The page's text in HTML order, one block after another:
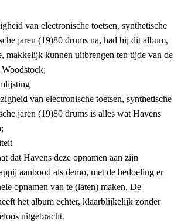
van electronische toetsen, synthetische
jaren (19)80 drums na, had hij dit album,
makkelijk kunnen uitbrengen ten tijde van de
Woodstock;
van electronische toetsen, synthetische
jaren (19)80 drums is alles wat Havens
dat Havens deze opnamen aan zijn
aanbood als demo, met de bedoeling er
opnamen van te (laten) maken. De
het album echter, klaarblijkelijk zonder
uitgebracht.